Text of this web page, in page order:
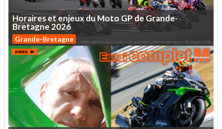
HorairesetenjeuxduMotoGPdeGrande-
Bretagne 2026
Grande-Bretagne